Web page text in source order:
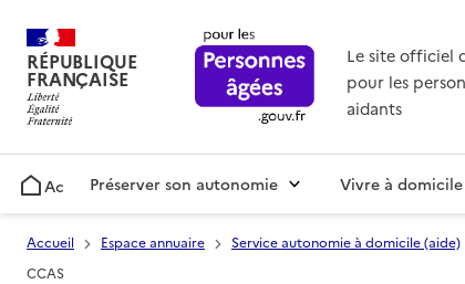
RÉPUBLIQUE
FRANÇAISE
Le site officiel
pour les
aidants
AccueilPréserver son autonomie Vivre à domicile
Accueil Espace annuaire Service autonomie à domicile (aide)
CCAS